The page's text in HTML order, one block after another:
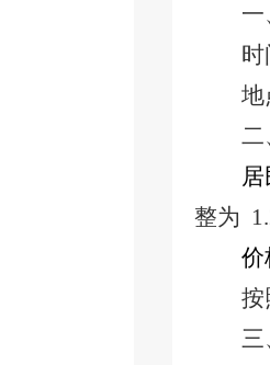
一
时
地
二
整为
价
按
三